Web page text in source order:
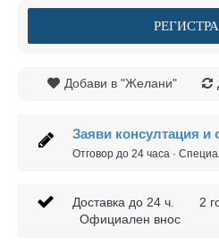
Добави в "Желани"
Заяви консултация и
Отговор до 24 часа ·
Доставка до 24 ч. 2
Официален внос